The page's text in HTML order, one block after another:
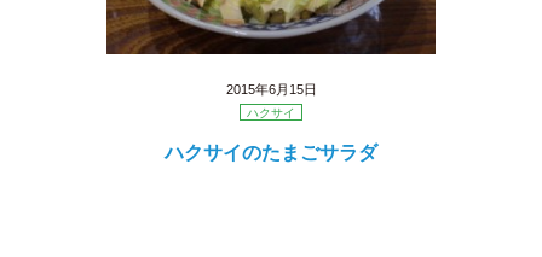
2015年6月15日
ハクサイ
ハクサイのたまごサラダ